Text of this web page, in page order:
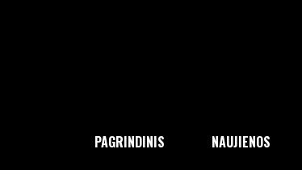
PAGRINDINIS NAUJIENOS